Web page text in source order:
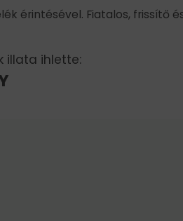
érintésével. Fiatalos, frissítő
illata ihlette: